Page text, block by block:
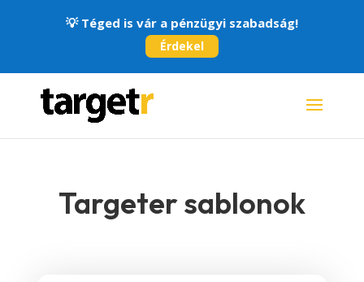
💡 Téged is vár a pénzügyi szabadság!
Érdekel
Targeter sablonok